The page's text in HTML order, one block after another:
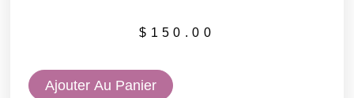
$ 150.00
quantitéAjouter Au Panier